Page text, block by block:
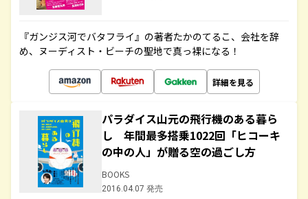
『ガンジス河でバタフライ』の著者たかのてるこ、会社を辞
め、ヌーディスト・ビーチの聖地で真っ裸になる！
詳細を見る
パラダイス山元の飛行機のある暮ら
し 年間最多搭乗1022回「ヒコーキ
の中の人」が贈る空の過ごし方
BOOKS
2016.04.07 発売